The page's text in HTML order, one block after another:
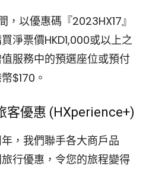
，以優惠碼『2023HX17』
淨票價HKD1,000或以上之
服務中的預選座位或預付
$170。
客優惠 (HXperience+)
，我們聯手各大商戶品
行優惠，令您的旅程變得